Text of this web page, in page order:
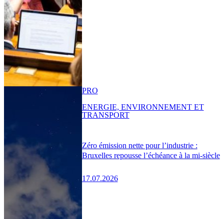
Zéro émission nette pour l’industrie :
Bruxelles repousse l’échéance à la mi-siècle
17.07.2026
PRO
ENERGIE, ENVIRONNEMENT ET
TRANSPORT